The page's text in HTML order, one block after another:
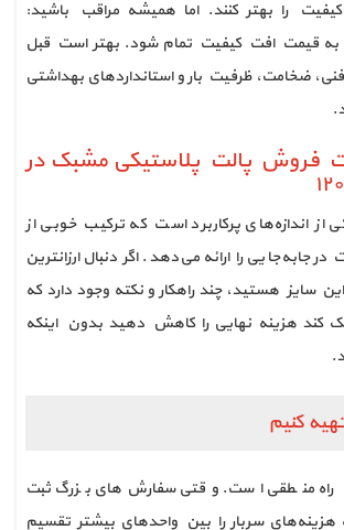
را بهتر کنند. اما همیشه مراقب باشید:
قیمت افت کیفیت تمام شود. بهتر است قبل
ضخامت، ظرفیت بار و استانداردهای بهداشتی
فروش پالت پلاستیکی مشبک در
١٥*١٠٠*١٢٠ یکی از اندازه‌های پرکاربرد است که ترکیب خوبی از
جابه‌جایی را ارائه می‌دهد. اگر دنبال ارزانترین
سایز هستید، چند راهکار و نکته وجود دارد که
کند هزینه نهایی را کاهش دهید بدون اینکه
کنیم
راه منطقی است. وقتی سفارش‌های بزرگ ثبت
هزینه‌های سربار را بین واحدهای بیشتر تقسیم